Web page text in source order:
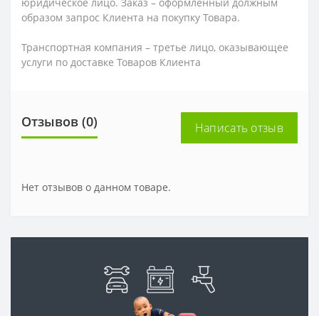
образом запрос Клиента на покупку Товара.
Транспортная компания – третье лицо, оказывающее
услуги по доставке Товаров Клиента
Отзывов (0) Написать отзыв
Нет отзывов о данном товаре.